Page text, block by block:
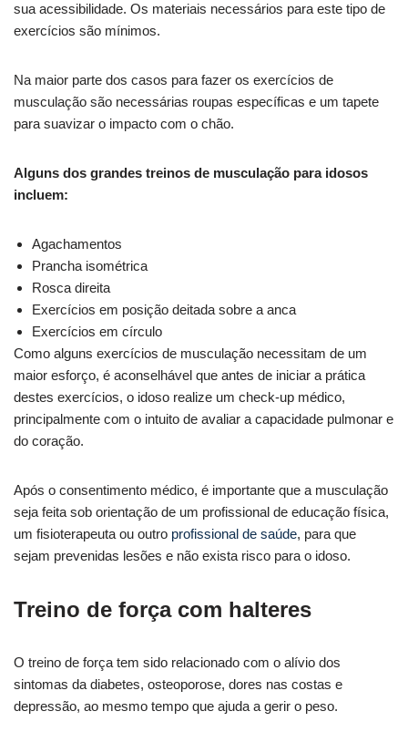
sua acessibilidade. Os materiais necessários para este tipo de
exercícios são mínimos.
Na maior parte dos casos para fazer os exercícios de
musculação são necessárias roupas específicas e um tapete
para suavizar o impacto com o chão.
Alguns dos grandes treinos de musculação para idosos
incluem:
Agachamentos
Prancha isométrica
Rosca direita
Exercícios em posição deitada sobre a anca
Exercícios em círculo
Como alguns exercícios de musculação necessitam de um
maior esforço, é aconselhável que antes de iniciar a prática
destes exercícios, o idoso realize um check-up médico,
principalmente com o intuito de avaliar a capacidade pulmonar e
do coração.
Após o consentimento médico, é importante que a musculação
seja feita sob orientação de um profissional de educação física,
um fisioterapeuta ou outro profissional de saúde, para que
sejam prevenidas lesões e não exista risco para o idoso.
Treino de força com halteres
O treino de força tem sido relacionado com o alívio dos
sintomas da diabetes, osteoporose, dores nas costas e
depressão, ao mesmo tempo que ajuda a gerir o peso.